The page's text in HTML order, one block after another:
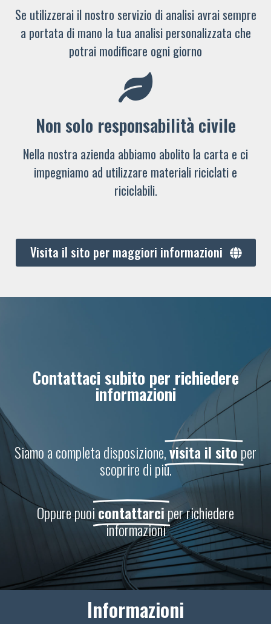
Se utilizzerai il nostro servizio di analisi avrai sempre
a portata di mano la tua analisi personalizzata che
potrai modificare ogni giorno
Non solo responsabilità civile
Nella nostra azienda abbiamo abolito la carta e ci
impegniamo ad utilizzare materiali riciclati e
riciclabili.
Visita il sito per maggiori informazioni
Contattaci subito per richiedere
informazioni
Siamo a completa disposizione,visita il sitoper
scoprire di più.
Oppure puoicontattarciper richiedere
informazioni
Informazioni